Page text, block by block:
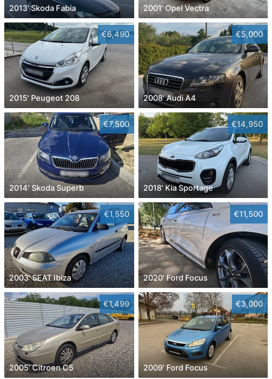
2013' Skoda Fabia 2001' Opel Vectra
€6,490
2015' Peugeot 208
€5,000
2008' Audi A4
€7,500
2014' Skoda Superb
€14,950
2018' Kia Sportage
€1,550
2003' SEAT Ibiza
€11,500
2020' Ford Focus
€1,499
2005' Citroen C5
€3,000
2009' Ford Focus